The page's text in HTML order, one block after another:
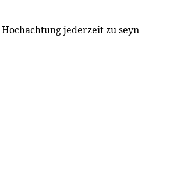
jederzeit zu seyn